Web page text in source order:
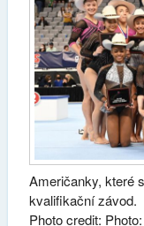
Američanky, které
kvalifikační závod.
Photo credit: